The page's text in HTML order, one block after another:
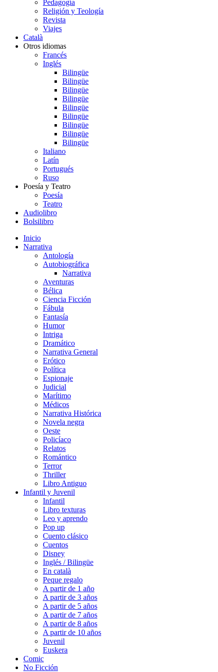
Pedagogía
Religión y Teología
Revista
Viajes
Català
Otros idiomas
Francés
Inglés
Bilingüe
Bilingüe
Bilingüe
Bilingüe
Bilingüe
Bilingüe
Bilingüe
Bilingüe
Bilingüe
Italiano
Latín
Portugués
Ruso
Poesía y Teatro
Poesía
Teatro
Audiolibro
Bolsilibro
Inicio
Narrativa
Antología
Autobiográfica
Narrativa
Aventuras
Bélica
Ciencia Ficción
Fábula
Fantasía
Humor
Intriga
Dramático
Narrativa General
Erótico
Política
Espionaje
Judicial
Marítimo
Médicos
Narrativa Histórica
Novela negra
Oeste
Policíaco
Relatos
Romántico
Terror
Thriller
Libro Antiguo
Infantil y Juvenil
Infantil
Libro texturas
Leo y aprendo
Pop up
Cuento clásico
Cuentos
Disney
Inglés / Bilingüe
En català
Peque regalo
A partir de 1 año
A partir de 3 años
A partir de 5 años
A partir de 7 años
A partir de 8 años
A partir de 10 años
Juvenil
Euskera
Comic
No Ficción